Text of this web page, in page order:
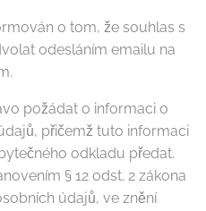
o tom, že souhlas s
odesláním emailu na
požádat o informaci o
přičemž tuto informaci
odkladu předat.
§ 12 odst. 2 zákona
údajů, ve znění